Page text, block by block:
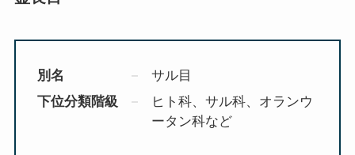
別名
サル目
下位分類階級
ヒト科、サル科、オランウ
ータン科など